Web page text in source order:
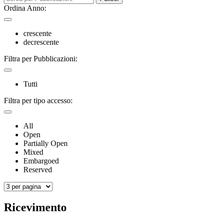
Ordina Anno:
crescente
decrescente
Filtra per Pubblicazioni:
Tutti
Filtra per tipo accesso:
All
Open
Partially Open
Mixed
Embargoed
Reserved
Ricevimento